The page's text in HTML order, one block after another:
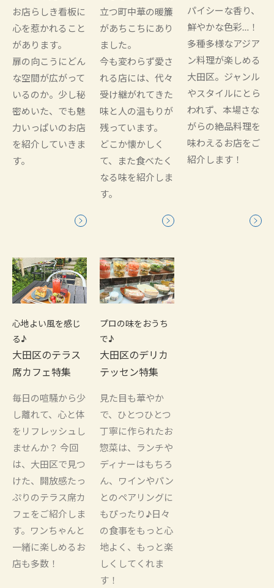
お店らしき看板に
心を惹かれること
があります。
扉の向こうにどん
な空間が広がって
いるのか。少し秘
密めいた、でも魅
力いっぱいのお店
を紹介していきま
す。
立つ町中華の暖簾
があちこちにあり
ました。
今も変わらず愛さ
れる店には、代々
受け継がれてきた
味と人の温もりが
残っています。
どこか懐かしく
て、また食べたく
なる味を紹介しま
す。
パイシーな香り、
鮮やかな色彩…！
多種多様なアジア
ン料理が楽しめる
大田区。ジャンル
やスタイルにとら
われず、本場さな
がらの絶品料理を
味わえるお店をご
紹介します！
心地よい風を感じ
る♪
大田区のテラス
席カフェ特集
毎日の喧騒から少
し離れて、心と体
をリフレッシュし
ませんか？ 今回
は、大田区で見つ
けた、開放感たっ
ぷりのテラス席カ
フェをご紹介しま
す。ワンちゃんと
一緒に楽しめるお
店も多数！
プロの味をおうち
で♪
大田区のデリカ
テッセン特集
見た目も華やか
で、ひとつひとつ
丁寧に作られたお
惣菜は、ランチや
ディナーはもちろ
ん、ワインやパン
とのペアリングに
もぴったり♪日々
の食事をもっと心
地よく、もっと楽
しくしてくれま
す！